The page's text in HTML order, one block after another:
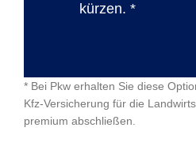
kürzen. *
* Bei Pkw erhalten Sie diese
Kfz-Versicherung für die
premium abschließen.